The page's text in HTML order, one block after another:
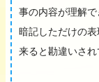
事の内容が理解で
暗記しただけの
来ると勘違いさ